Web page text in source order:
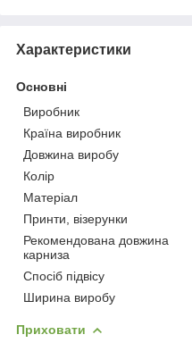
Характеристики
Основні
Виробник
Країна виробник
Довжина виробу
Колір
Матеріал
Принти, візерунки
Рекомендована довжина
карниза
Спосіб підвісу
Ширина виробу
Приховати